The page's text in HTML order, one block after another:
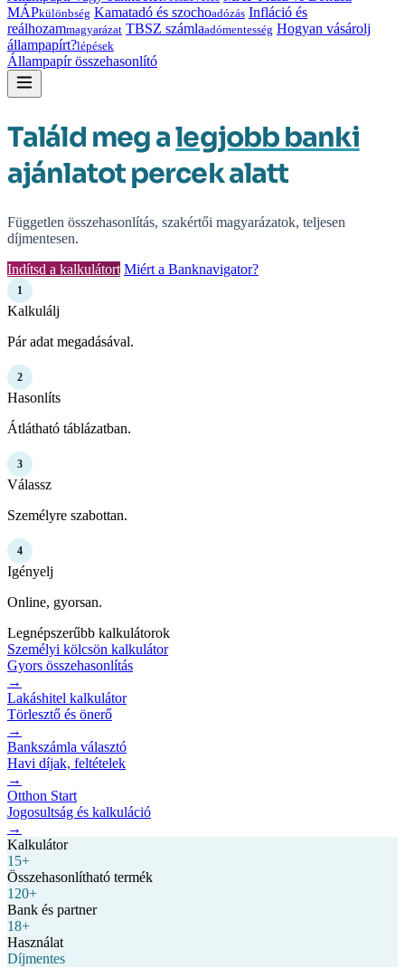
MÁPkülönbség Kamatadó és szochoadózás Infláció és
reálhozammagyarázat TBSZ számlaadómentesség Hogyan vásárolj
állampapírt?lépések
Állampapír összehasonlító
Találd meg alegjobb banki
ajánlatot percek alatt
Független összehasonlítás, szakértői magyarázatok, teljesen
díjmentesen.
Indítsd a kalkulátort Miért a Banknavigator?
1
Kalkulálj
Pár adat megadásával.
2
Hasonlíts
Átlátható táblázatban.
3
Válassz
Személyre szabottan.
4
Igényelj
Online, gyorsan.
Legnépszerűbb kalkulátorok
Személyi kölcsön kalkulátor
Gyors összehasonlítás
→
Lakáshitel kalkulátor
Törlesztő és önerő
→
Bankszámla választó
Havi díjak, feltételek
→
Otthon Start
Jogosultság és kalkuláció
→
Kalkulátor
15+
Összehasonlítható termék
120+
Bank és partner
18+
Használat
Díjmentes